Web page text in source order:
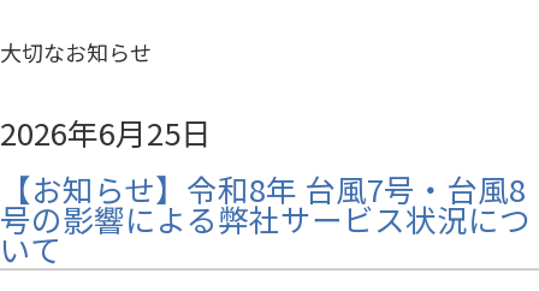
大切なお知らせ
2026年6月25日
【お知らせ】令和8年 台風7号・台風8
号の影響による弊社サービス状況につ
いて